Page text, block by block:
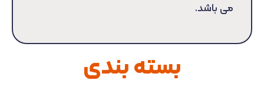
می باشد.
بسته بندی